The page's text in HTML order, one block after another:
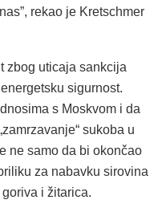
rekao je Kretschmer
zbog uticaja sankcija
sigurnost.
s Moskvom i da
sukoba u
ne samo da bi okončao
za nabavku sirovina
i žitarica.